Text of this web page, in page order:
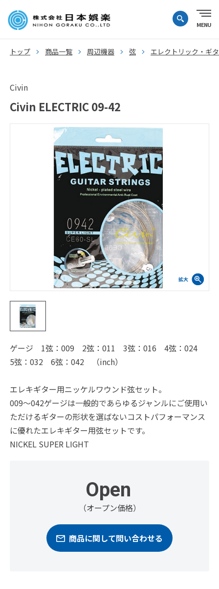
トップ 商品一覧 周辺機器 弦 エレクトリック・ギ
Civin
Civin ELECTRIC 09-42
ゲージ 1弦：009 2弦：011 3弦：016 4弦：024
5弦：032 6弦：042 （inch）
エレキギター用ニッケルワウンド弦セット。
009～042ゲージは一般的であらゆるジャンルにご使用い
ただけるギターの形状を選ばないコストパフォーマンス
に優れたエレキギター用弦セットです。
NICKEL SUPER LIGHT
Open
（オープン価格）
商品に関して問い合わせる